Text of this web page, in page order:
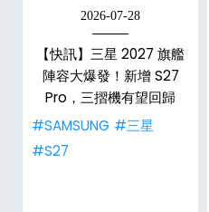
2026-07-28
【快訊】三星 2027 旗艦
陣容大爆發！新增 S27
Pro，三摺機有望回歸
#SAMSUNG #三星
#S27